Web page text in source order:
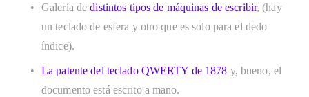
Galería de distintos tipos de máquinas de escribir, (hay
un teclado de esfera y otro que es solo para el dedo
índice).
La patente del teclado QWERTY de 1878 y, bueno, el
documento está escrito a mano.